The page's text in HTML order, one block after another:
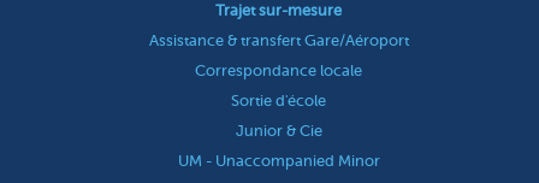
Trajet sur-mesure
Assistance & transfert Gare/Aéroport
Correspondance locale
Sortie d'école
Junior & Cie
UM - Unaccompanied Minor